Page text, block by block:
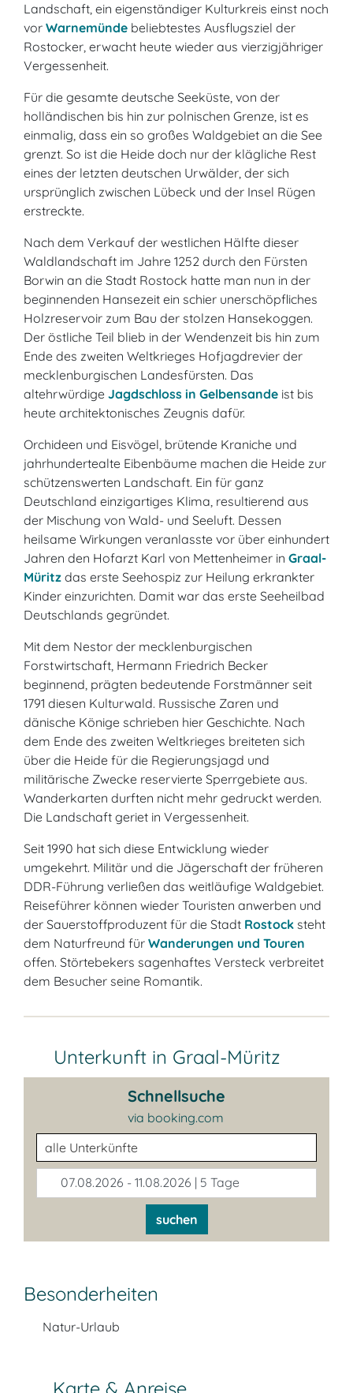
Landschaft, ein eigenständiger Kulturkreis einst noch
vor Warnemünde beliebtestes Ausflugsziel der
Rostocker, erwacht heute wieder aus vierzigjähriger
Vergessenheit.
Für die gesamte deutsche Seeküste, von der
holländischen bis hin zur polnischen Grenze, ist es
einmalig, dass ein so großes Waldgebiet an die See
grenzt. So ist die Heide doch nur der klägliche Rest
eines der letzten deutschen Urwälder, der sich
ursprünglich zwischen Lübeck und der Insel Rügen
erstreckte.
Nach dem Verkauf der westlichen Hälfte dieser
Waldlandschaft im Jahre 1252 durch den Fürsten
Borwin an die Stadt Rostock hatte man nun in der
beginnenden Hansezeit ein schier unerschöpfliches
Holzreservoir zum Bau der stolzen Hansekoggen.
Der östliche Teil blieb in der Wendenzeit bis hin zum
Ende des zweiten Weltkrieges Hofjagdrevier der
mecklenburgischen Landesfürsten. Das
altehrwürdige Jagdschloss in Gelbensande ist bis
heute architektonisches Zeugnis dafür.
Orchideen und Eisvögel, brütende Kraniche und
jahrhundertealte Eibenbäume machen die Heide zur
schützenswerten Landschaft. Ein für ganz
Deutschland einzigartiges Klima, resultierend aus
der Mischung von Wald- und Seeluft. Dessen
heilsame Wirkungen veranlasste vor über einhundert
Jahren den Hofarzt Karl von Mettenheimer in Graal-
Müritz das erste Seehospiz zur Heilung erkrankter
Kinder einzurichten. Damit war das erste Seeheilbad
Deutschlands gegründet.
Mit dem Nestor der mecklenburgischen
Forstwirtschaft, Hermann Friedrich Becker
beginnend, prägten bedeutende Forstmänner seit
1791 diesen Kulturwald. Russische Zaren und
dänische Könige schrieben hier Geschichte. Nach
dem Ende des zweiten Weltkrieges breiteten sich
über die Heide für die Regierungsjagd und
militärische Zwecke reservierte Sperrgebiete aus.
Wanderkarten durften nicht mehr gedruckt werden.
Die Landschaft geriet in Vergessenheit.
Seit 1990 hat sich diese Entwicklung wieder
umgekehrt. Militär und die Jägerschaft der früheren
DDR-Führung verließen das weitläufige Waldgebiet.
Reiseführer können wieder Touristen anwerben und
der Sauerstoffproduzent für die Stadt Rostock steht
dem Naturfreund für Wanderungen und Touren
offen. Störtebekers sagenhaftes Versteck verbreitet
dem Besucher seine Romantik.
Unterkunft in Graal-Müritz
Schnellsuche
via booking.com
Unterkunftsart
07.08.2026 - 11.08.2026 | 5 Tage
suchen
Besonderheiten
Natur-Urlaub
Karte & Anreise